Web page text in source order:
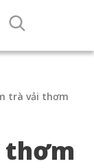
trà vải thơm
thơm